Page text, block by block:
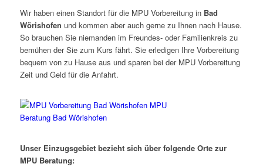
Wir haben einen Standort für die MPU Vorbereitung in Bad
Wörishofen und kommen aber auch gerne zu Ihnen nach Hause.
So brauchen Sie niemanden im Freundes- oder Familienkreis zu
bemühen der Sie zum Kurs fährt. Sie erledigen Ihre Vorbereitung
bequem von zu Hause aus und sparen bei der MPU Vorbereitung
Zeit und Geld für die Anfahrt.
Unser Einzugsgebiet bezieht sich über folgende Orte zur
MPU Beratung: